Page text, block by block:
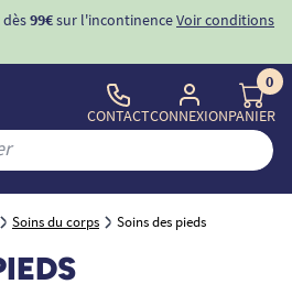
99€sur l'incontinenceVoir conditions
CONTACTCONNEXION
0
PANIER
Soins du corps Soins des pieds